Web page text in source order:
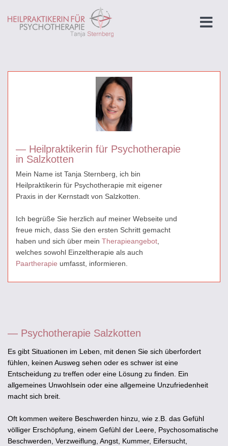
— Heilpraktikerin für Psychotherapie
in Salzkotten
Mein Name ist Tanja Sternberg, ich bin
Heilpraktikerin für Psychotherapie mit eigener
Praxis in der Kernstadt von Salzkotten.
Ich begrüße Sie herzlich auf meiner Webseite und
freue mich, dass Sie den ersten Schritt gemacht
haben und sich über mein Therapieangebot
welches sowohl Einzeltherapie als auch
Paartherapie umfasst, informieren.
— Psychotherapie Salzkotten
Es gibt Situationen im Leben, mit denen Sie sich überfordert
fühlen, keinen Ausweg sehen oder es schwer ist eine
Entscheidung zu treffen oder eine Lösung zu finden. Ein
allgemeines Unwohlsein oder eine allgemeine Unzufriedenheit
macht sich breit.
Oft kommen weitere Beschwerden hinzu, wie z.B. das Gefühl
völliger Erschöpfung, einem Gefühl der Leere, Psychosomatische
Beschwerden, Verzweiflung, Angst, Kummer, Eifersucht,